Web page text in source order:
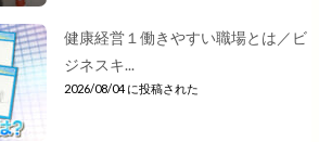
健康経営１働きやすい職場とは／ビ
ジネスキ...
2026/08/04 に投稿された